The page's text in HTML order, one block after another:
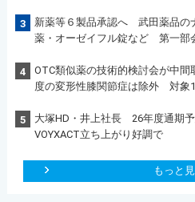
3
新薬等６製品承認へ 武田薬品の
薬・オーゼイフル錠など 第一部
4
OTC類似薬の技術的検討会が中
度の変形性膝関節症は除外 対象
5
大塚HD・井上社長 26年度通期
VOYXACT立ち上がり好調で
もっと